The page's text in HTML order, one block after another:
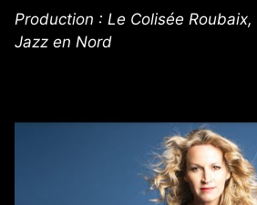
Production : Le Colisée
Jazz en Nord